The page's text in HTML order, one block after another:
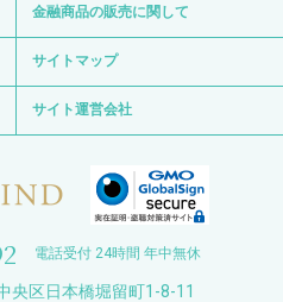
金融商品の販売に関して
サイトマップ
サイト運営会社
電話受付 24時間 年中無休
区日本橋堀留町1-8-11